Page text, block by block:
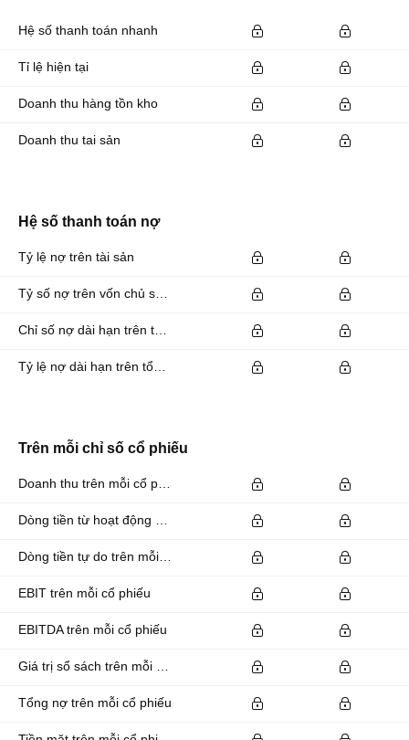
Hệ số thanh toán nhanh
Tỉ lệ hiện tại
Doanh thu hàng tồn kho
Doanh thu tai sản
Hệ số thanh toán nợ
Tỷ lệ nợ trên tài sản
Trên mỗi chỉ số cổ phiếu
EBIT trên mỗi cổ phiếu
EBITDA trên mỗi cổ phiếu
Tổng nợ trên mỗi cổ phiếu